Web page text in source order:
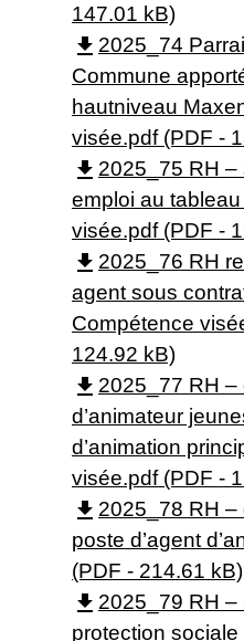
147.01 kB)
file_download 2025_74
Commune
hautniveau
visée.pdf (PDF -
file_download 2025_75 RH –
emploi au
visée.pdf (PDF -
file_download 2025_76 RH
agent sous
Compétence
124.92 kB)
file_download 2025_77 RH –
d’animateur
d’animation
visée.pdf (PDF -
file_download 2025_78 RH –
poste d’agent
(PDF - 214.61 kB)
file_download 2025_79 RH –
protection